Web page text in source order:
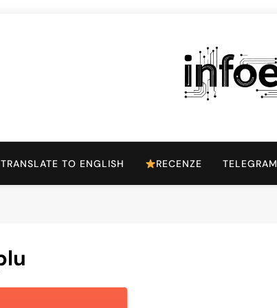
Infoek.cz
TRANSLATE TO ENGLISH RECENZE TELEGRAM